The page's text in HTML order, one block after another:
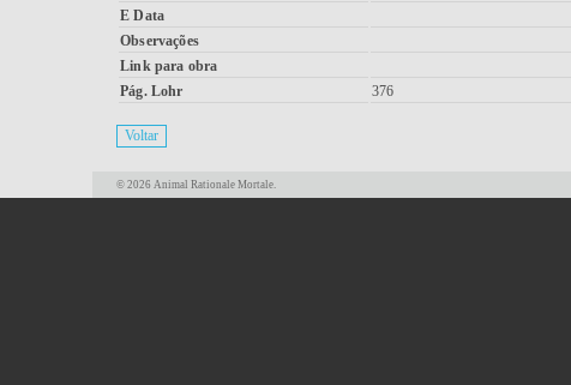
E Data
Observações
Link para obra
Pág. Lohr
376
© 2026 Animal Rationale Mortale.